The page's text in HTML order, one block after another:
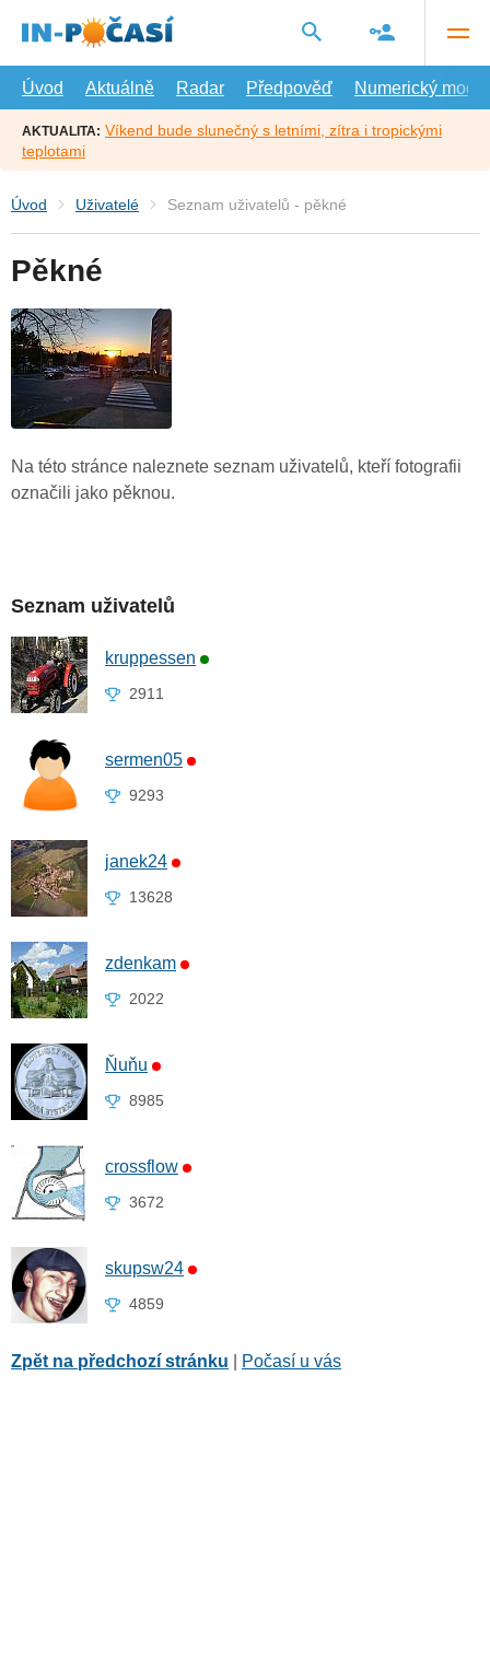
hlavní
Úvod
Aktuálně Radar Předpověď Numerický model
AKTUALITA: Víkend bude slunečný s letními, zítra i tropickými
teplotami
Úvod Uživatelé Seznam uživatelů - pěkné
Pěkné
Na této stránce naleznete seznam uživatelů, kteří fotografii
označili jako pěknou.
Seznam uživatelů
kruppessen
2911
sermen05
9293
janek24
13628
zdenkam
2022
Ňuňu
8985
crossflow
3672
skupsw24
4859
Zpět na předchozí stránku Počasí u vás